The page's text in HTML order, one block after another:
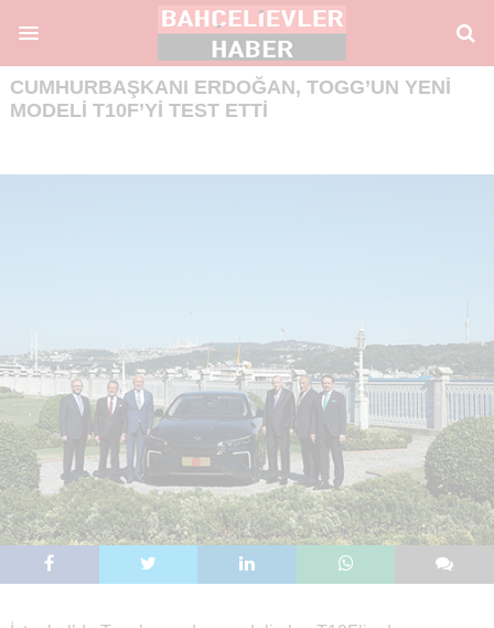
CUMHURBAŞKANI ERDOĞAN, TOGG’UN YENI
MODELI T10F’YI TEST ETTI